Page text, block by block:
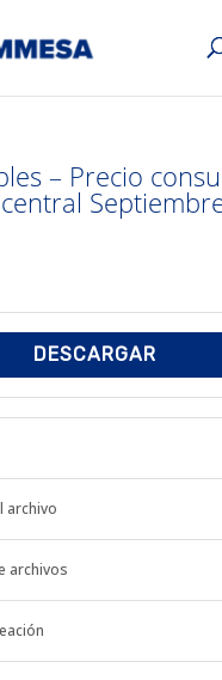
– Precio
DESCARGAR
archivo
archivos